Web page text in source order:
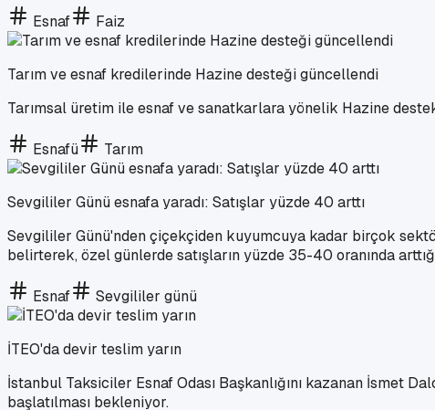
Esnaf Faiz
Tarım ve esnaf kredilerinde Hazine desteği güncellendi
Tarımsal üretim ile esnaf ve sanatkarlara yönelik Hazine
Esnafü Tarım
Sevgililer Günü esnafa yaradı: Satışlar yüzde 40 arttı
Sevgililer Günü'nden çiçekçiden kuyumcuya kadar birçok
belirterek, özel günlerde satışların yüzde 35-40 oranında
Esnaf Sevgililer günü
İTEO'da devir teslim yarın
İstanbul Taksiciler Esnaf Odası Başkanlığını kazanan İsmet
başlatılması bekleniyor.